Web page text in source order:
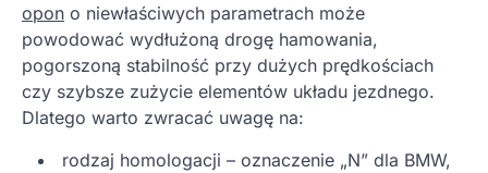
opon o niewłaściwych parametrach może
powodować wydłużoną drogę hamowania,
pogorszoną stabilność przy dużych prędkościach
czy szybsze zużycie elementów układu jezdnego.
Dlatego warto zwracać uwagę na:
rodzaj homologacji – oznaczenie „N” dla BMW,